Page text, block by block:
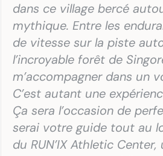
dans ce village bercé
mythique. Entre les
de vitesse sur la piste
l’incroyable forêt de
m’accompagner dans un
C’est autant une
Ça sera l’occasion de
serai votre guide tout au
du RUN’IX Athletic